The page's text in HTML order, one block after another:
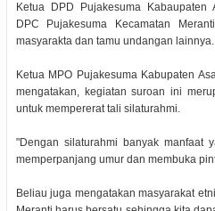
Ketua DPD Pujakesuma
DPC Pujakesuma Kecamatan
masyarakta dan tamu undangan lainnya.
Ketua MPO Pujakesuma Kabupaten
mengatakan, kegiatan suroan ini
untuk mempererat tali silaturahmi.
"Dengan silaturahmi banyak manfaat
memperpanjang umur dan membuka
Beliau juga mengatakan masyarakat